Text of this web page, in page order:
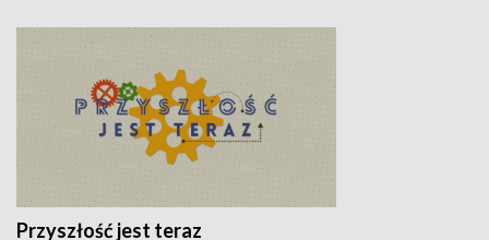
Przyszłość jest teraz